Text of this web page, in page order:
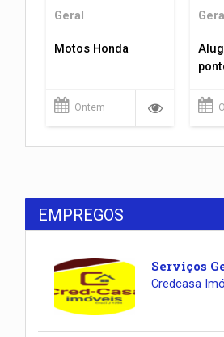
Geral
Motos Honda
Ontem
Geral
EMPREGOS
Serviços
Credcasa